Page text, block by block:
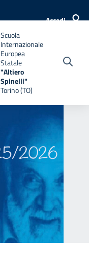
Accedi
Scuola
Internazionale
Europea
Statale
"Altiero
Spinelli"
Torino (TO)